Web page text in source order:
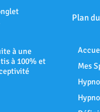
à une
à 100% et
Plan
Mes